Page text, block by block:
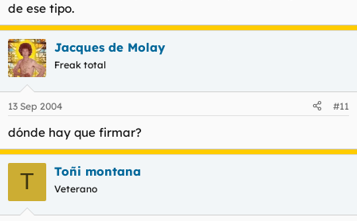
de ese tipo.
Jacques de Molay
Freak total
13 Sep 2004 #11
dónde hay que firmar?
T Toñi montana
Veterano